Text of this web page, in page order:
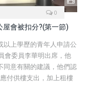
0
屋會被扣分?(第一節)
以上學歷的青年人申請公
會委員李華明出席，他
同意有關的建議，他們認
付供樓支出，加上租樓